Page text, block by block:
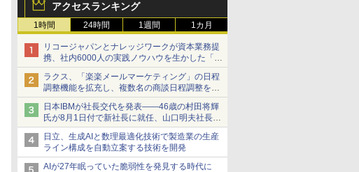
アクセスランキング
1時間 24時間 1週間 1カ月
リコージャパンとナレッジワークが資本業務提
携、社内6000人の実践ノウハウを生かした「AI
商談記録 for RICOH」を展開へ
ラクス、「楽楽メールマーケティング」の日程
調整機能を拡充し、複数名の商談日程調整を効
率化
日本IBMが社長交代を発表――46歳の村田将輝
氏が8月1日付で新社長に就任、山口明夫社長は
会長へ
日立、生成AIと数理最適化技術で製造業の生産
ライン構成を自動立案する技術を開発
AIが27年眠っていた脆弱性を発見する時代に